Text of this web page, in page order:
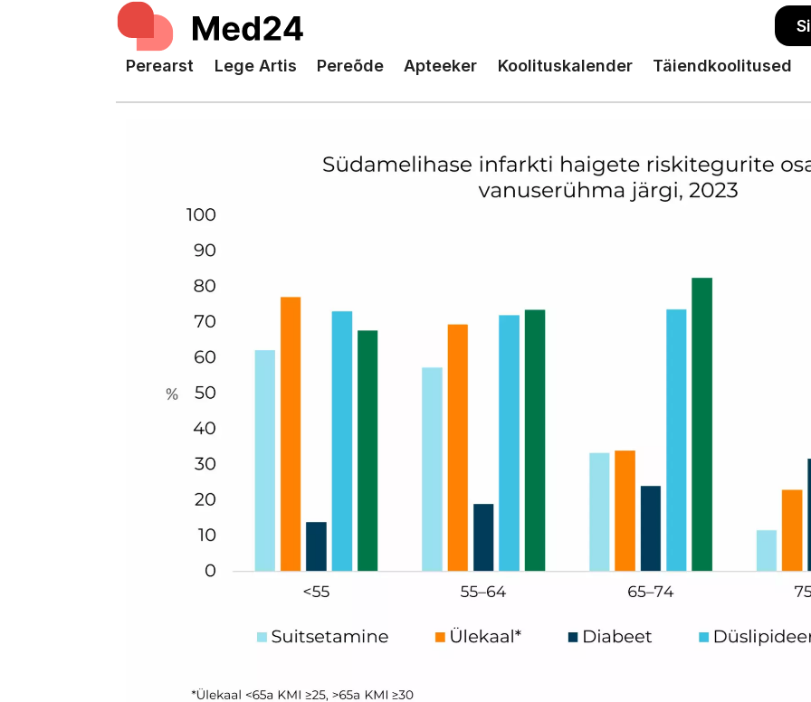
Perearst Lege Artis Pereõde Apteeker Koolituskalender Täiendkoolitused